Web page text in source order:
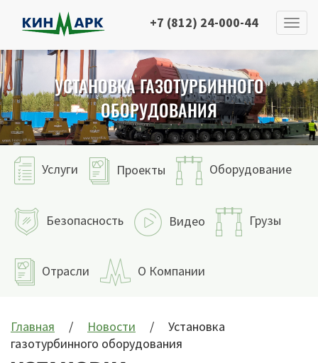
+7 (812) 24-000-44
УСТАНОВКА ГАЗОТУРБИННОГО
ОБОРУДОВАНИЯ
Услуги Проекты Оборудование
Безопасность Видео Грузы
Отрасли О Компании
Главная Новости
Установка
газотурбинного оборудования